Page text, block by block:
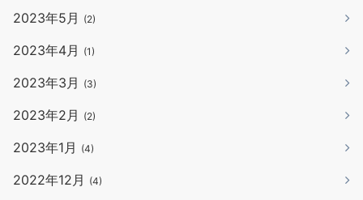
2023年5月 (2)
2023年4月 (1)
2023年3月 (3)
2023年2月 (2)
2023年1月 (4)
2022年12月 (4)